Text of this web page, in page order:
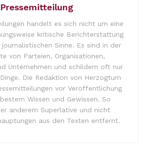
Pressemitteilung
handelt es sich nicht um eine
kritische Berichterstattung
journalistischen Sinne. Es sind in der
von Parteien, Organisationen,
Unternehmen und schildern oft nur
Die Redaktion von Herzogtum
vor Veröffentlichung
Wissen und Gewissen. So
anderem Superlative und nicht
aus den Texten entfernt.